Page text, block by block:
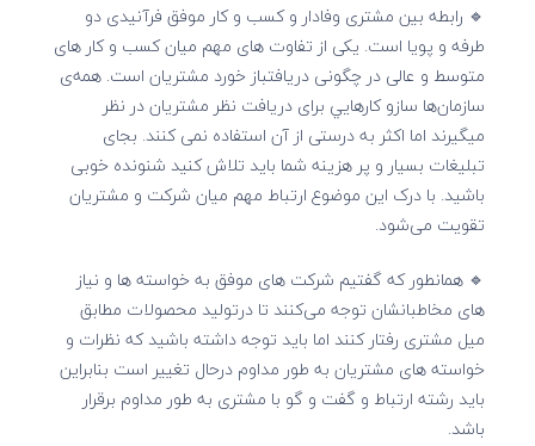
🔹 رابطه بین مشتری وفادار و کسب و کار موفق فرآنیدی دو
طرفه و پویا است. یکی از تفاوت های مهم میان کسب و کار های
متوسط و عالی در چگونی دریافتباز خورد مشتریان است. همه‌ی
سازمان‌ها سازو كارهايي برای دریافت نظر مشتریان در نظر
میگیرند اما اکثر به درستی از آن استفاده نمی کنند. بجای
تبلیغات بسیار و پر هزینه شما باید تلاش کنید شنونده خوبی
باشید. با درک این موضوع ارتباط مهم میان شرکت و مشتریان
تقویت می‌شود.
🔹 همانطور که گفتیم شرکت های موفق به خواسته ها و نیاز
های مخاطبانشان توجه می‌کنند تا درتولید محصولات مطابق
میل مشتری رفتار کنند اما باید توجه داشته باشید که نظرات و
خواسته های مشتریان به طور مداوم درحال تغییر است بنابراین
باید رشته ارتباط و گفت و گو با مشتری به طور مداوم برقرار
باشد.